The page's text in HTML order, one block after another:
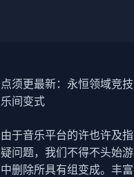
点须更最新：永恒领域竞
乐间变式
由于音乐平台的许也许及
疑问题，我们不得不头始
中删除所具有组变成。丰